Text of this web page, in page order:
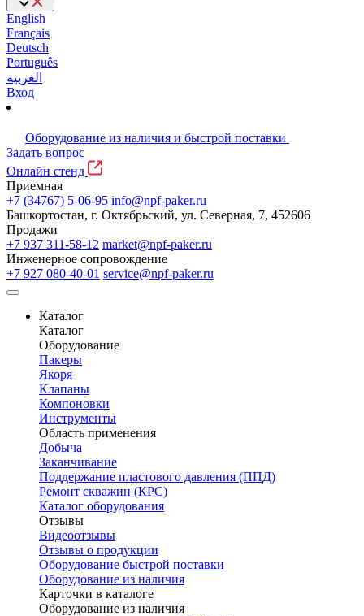
English
Français
Deutsch
Português
العربية
Вход
Оборудование из наличия и быстрой поставки
Задать вопрос
Онлайн стенд
Приемная
+7 (34767) 5-06-95 info@npf-paker.ru
Башкортостан, г. Октябрьский, ул. Северная, 7, 452606
Продажи
+7 937 311-58-12 market@npf-paker.ru
Инженерное сопровождение
+7 927 080-40-01 service@npf-paker.ru
Каталог
Каталог
Оборудование
Пакеры
Якоря
Клапаны
Компоновки
Инструменты
Область применения
Добыча
Заканчивание
Поддержание пластового давления (ППД)
Ремонт скважин (КРС)
Каталог оборудования
Отзывы
Видеоотзывы
Отзывы о продукции
Оборудование быстрой поставки
Оборудование из наличия
Карточки в каталоге
Оборудование из наличия